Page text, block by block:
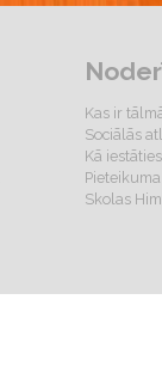
Kas ir
Sociālās
Kā iestāties
Skolas